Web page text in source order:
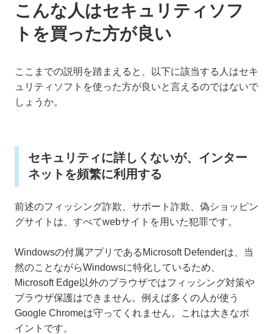
こんな人はセキュリティソフ
トを買った方が良い
ここまでの説明を踏まえると、以下に該当する人はセキ
ュリティソフトを使った方が良いと言えるのではないで
しょうか。
セキュリティに詳しくないが、インター
ネットを頻繁に利用する
前述のフィッシング詐欺、サポート詐欺、偽ショッピン
グサイトは、すべてwebサイトを用いた犯罪です。
Windowsの付属アプリであるMicrosoft Defenderは、当
然のことながらWindowsに特化しているため、
Microsoft Edge以外のブラウザではフィッシング対策や
ブラウザ保護はできません。例えば多くの人が使う
Google Chromeは守ってくれません。これは大きなポ
イントです。